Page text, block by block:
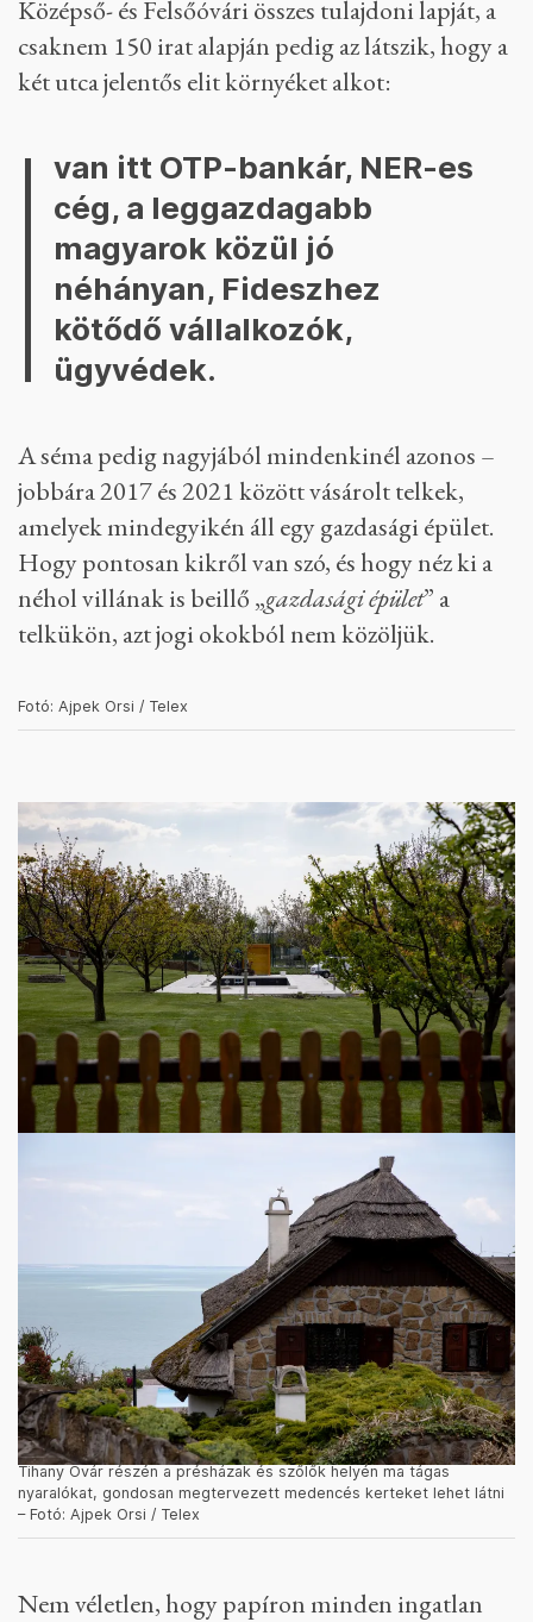
Középső- és Felsőóvári összes tulajdoni lapját, a
csaknem 150 irat alapján pedig az látszik, hogy a
két utca jelentős elit környéket alkot:
van itt OTP-bankár, NER-es
cég, a leggazdagabb
magyarok közül jó
néhányan, Fideszhez
kötődő vállalkozók,
ügyvédek.
A séma pedig nagyjából mindenkinél azonos –
jobbára 2017 és 2021 között vásárolt telkek,
amelyek mindegyikén áll egy gazdasági épület.
Hogy pontosan kikről van szó, és hogy néz ki a
néhol villának is beillő „gazdasági épület” a
telkükön, azt jogi okokból nem közöljük.
Fotó: Ajpek Orsi / Telex
Tihany Óvár részén a présházak és szőlők helyén ma tágas
nyaralókat, gondosan megtervezett medencés kerteket lehet látni
– Fotó: Ajpek Orsi / Telex
Nem véletlen, hogy papíron minden ingatlan